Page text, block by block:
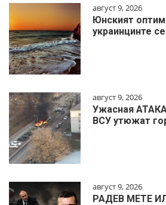
август 9, 2026
Юнският
украинцинте
август 9, 2026
Ужасная
ВСУ утюжат
август 9, 2026
РАДЕВ МЕТЕ